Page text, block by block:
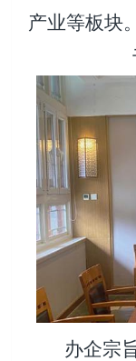
产业等板块
办企宗